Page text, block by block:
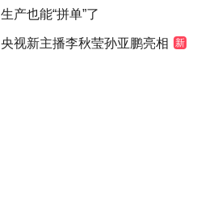
生产也能“拼单”了
央视新主播李秋莹孙亚鹏亮相 新